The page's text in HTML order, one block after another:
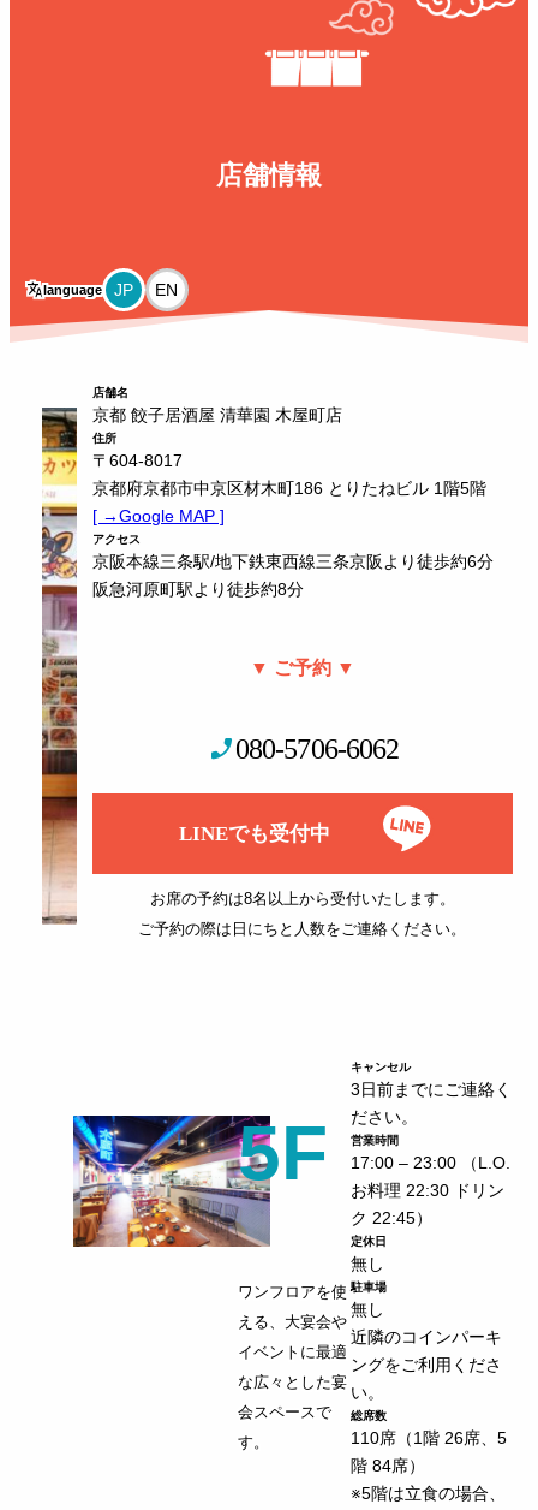
店舗情報
translate language
店舗名
京都 餃子居酒屋 清華園 木屋町店
住所
〒604-8017
京都府京都市中京区材木町186 とりたねビル 1階5階
[ →Google MAP ]
アクセス
京阪本線三条駅/地下鉄東西線三条京阪より徒歩約6分
阪急河原町駅より徒歩約8分
▼ ご予約 ▼
phone_enabled080-5706-6062
LINEでも受付中
お席の予約は8名以上から受付いたします。
ご予約の際は日にちと人数をご連絡ください。
5F
ワンフロアを使
える、大宴会や
イベントに最適
な広々とした宴
会スペースで
す。
キャンセル
3日前までにご連絡く
ださい。
営業時間
17:00 – 23:00 （L.O.
お料理 22:30 ドリン
ク 22:45）
定休日
無し
駐車場
無し
近隣のコインパーキ
ングをご利用くださ
い。
総席数
110席（1階 26席、5
階 84席）
※5階は立食の場合、